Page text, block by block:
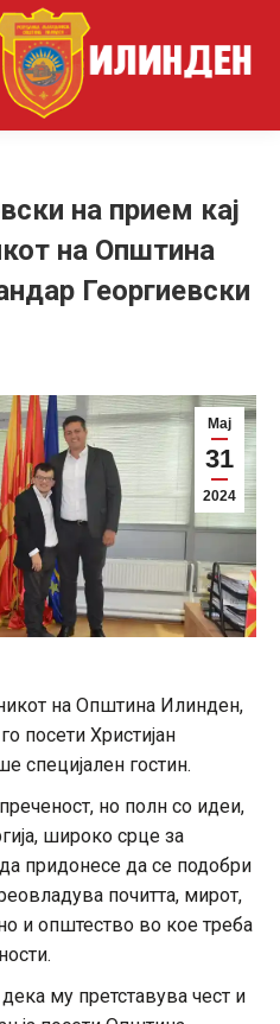
на прием кај
на Општина
Георгиевски
Мај
31
2024
на Општина Илинден,
посети Христијан
специјален гостин.
но полн со идеи,
широко срце за
придонесе да се подобри
почитта, мирот,
и општество во кое треба
му претставува чест и